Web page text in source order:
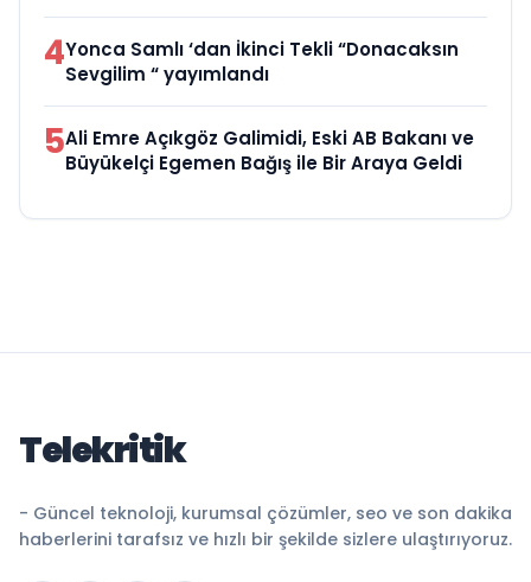
4Yonca Samlı ‘dan İkinci Tekli “Donacaksın
Sevgilim “ yayımlandı
5Ali Emre Açıkgöz Galimidi, Eski AB Bakanı ve
Büyükelçi Egemen Bağış ile Bir Araya Geldi
Telekritik
- Güncel teknoloji, kurumsal çözümler, seo ve son dakika
haberlerini tarafsız ve hızlı bir şekilde sizlere ulaştırıyoruz.